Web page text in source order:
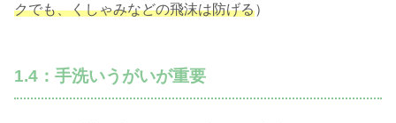
クでも、くしゃみなどの飛沫は防げる）
1.4：手洗いうがいが重要